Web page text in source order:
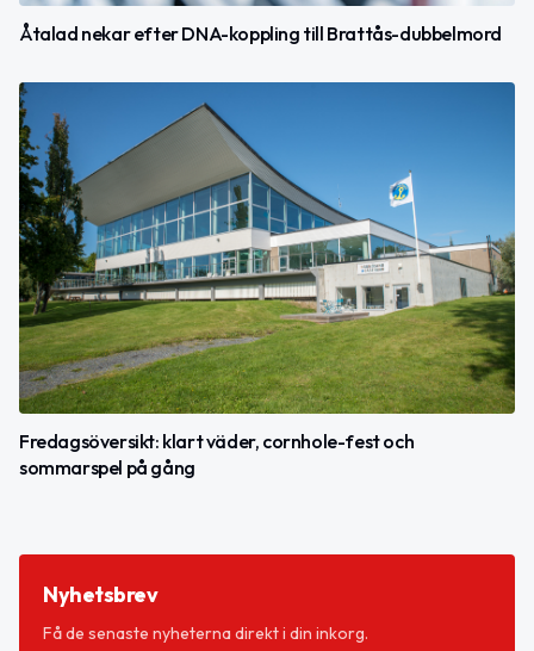
Åtalad nekar efter DNA-koppling till Brattås-dubbelmord
Fredagsöversikt: klart väder, cornhole-fest och
sommarspel på gång
Nyhetsbrev
Få de senaste nyheterna direkt i din inkorg.